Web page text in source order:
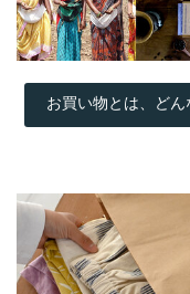
お買い物とは、どん